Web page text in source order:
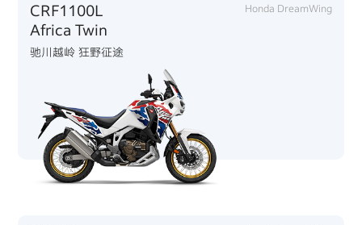
CRF1100L
Africa Twin
Honda DreamWing
驰川越岭 狂野征途